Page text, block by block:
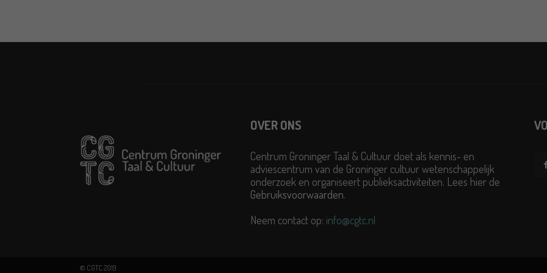
OVER ONS
Centrum Groninger Taal & Cultuur doet als kennis- en
adviescentrum van de Groninger cultuur wetenschappelijk
onderzoek en organiseert publieksactiviteiten. Lees hier de
Gebruiksvoorwaarden.
Neem contact op: info@cgtc.nl
© CGTC 2019